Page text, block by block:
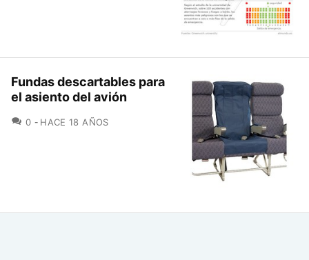
Fundas descartables para
el asiento del avión
0 COMENTARIOS
HACE 18 AÑOS